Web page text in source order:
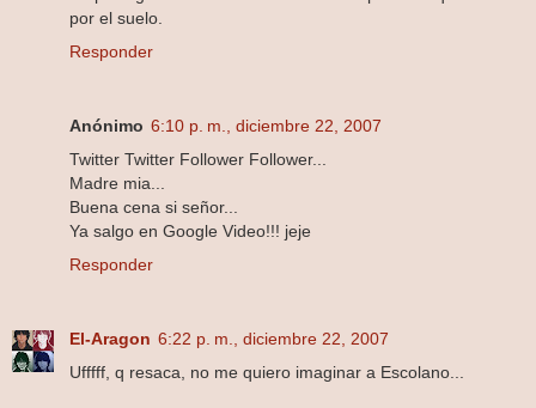
por el suelo.
Responder
Anónimo 6:10 p. m., diciembre 22, 2007
Twitter Twitter Follower Follower...
Madre mia...
Buena cena si señor...
Ya salgo en Google Video!!! jeje
Responder
El-Aragon 6:22 p. m., diciembre 22, 2007
Ufffff, q resaca, no me quiero imaginar a Escolano...